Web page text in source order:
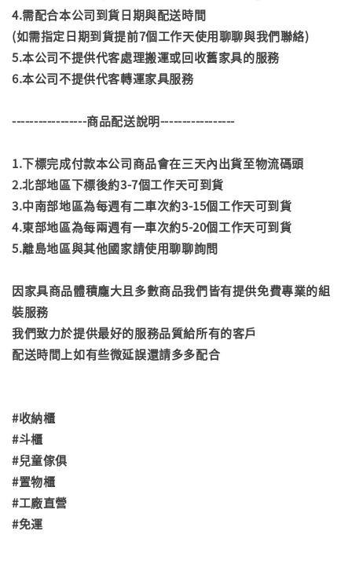
4.需配合本公司到貨日期與配送時間
(如需指定日期到貨提前7個工作天使用聊聊與我們聯絡)
5.本公司不提供代客處理搬運或回收舊家具的服務
6.本公司不提供代客轉運家具服務
-----------------商品配送說明-----------------
1.下標完成付款本公司商品會在三天內出貨至物流碼頭
2.北部地區下標後約3-7個工作天可到貨
3.中南部地區為每週有二車次約3-15個工作天可到貨
4.東部地區為每兩週有一車次約5-20個工作天可到貨
5.離島地區與其他國家請使用聊聊詢問
因家具商品體積龐大且多數商品我們皆有提供免費專業的組
裝服務
我們致力於提供最好的服務品質給所有的客戶
配送時間上如有些微延誤還請多多配合
#收納櫃
#斗櫃
#兒童傢俱
#置物櫃
#工廠直營
#免運